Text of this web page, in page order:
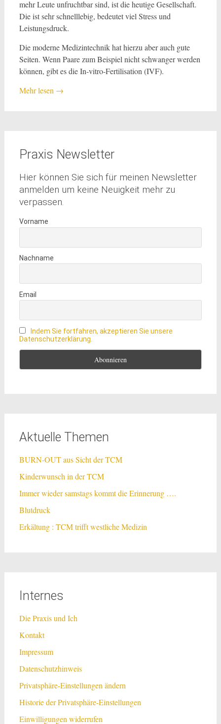
mehr Leute unfruchtbar sind, ist die heutige Gesellschaft.
Die ist sehr schnelllebig, bedeutet viel Stress und
Leistungsdruck.
Die moderne Medizintechnik hat hierzu aber auch gute
Seiten. Wenn Paare zum Beispiel nicht schwanger werden
können, gibt es die In-vitro-Fertilisation (IVF).
Mehr lesen →
Praxis Newsletter
Hier können Sie sich für meinen Newsletter
anmelden um keine Neuigkeit mehr zu
verpassen.
Vorname
Nachname
Email
Indem Sie fortfahren, akzeptieren Sie unsere
Datenschutzerklärung.
Aktuelle Themen
BURN-OUT aus Sicht der TCM
Kinderwunsch in der TCM
Immer wieder samstags kommt die Erinnerung ….
Blutdruck
Erkältung : TCM trifft westliche Medizin
Internes
Die Praxis und Ich
Kontakt
Impressum
Datenschutzhinweis
Privatsphäre-Einstellungen ändern
Historie der Privatsphäre-Einstellungen
Einwilligungen widerrufen